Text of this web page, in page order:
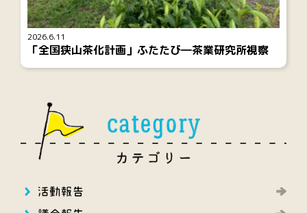
2026.6.11
「全国狭山茶化計画」ふたたび―茶業研究所視察